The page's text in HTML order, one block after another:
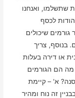
שתשלמו, ואנחנו
לכסף
שיכולים
בנוסף, צריך
או דירה בעלות
מה הם הגורמים
א' – קיימת
זה נוח ומהיר